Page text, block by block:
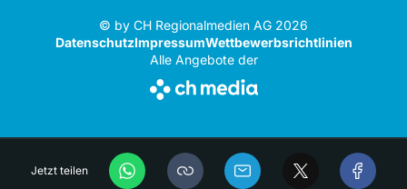
Jetzt teilen
© by CH Regionalmedien AG 2026
DatenschutzImpressumWettbewerbsrichtlinien
Alle Angebote der